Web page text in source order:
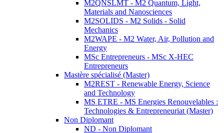
M2QNSLMT - M2 Quantum, Light,
Materials and Nanosciences
M2SOLIDS - M2 Solids - Solid
Mechanics
M2WAPE - M2 Water, Air, Pollution and
Energy
MSc Entrepreneurs - MSc X-HEC
Entrepreneurs
Mastère spécialisé (Master)
M2REST - Renewable Energy, Science
and Technology
MS ETRE - MS Energies Renouvelables :
Technologies & Entrepreneuriat (Master)
Non Diplomant
ND - Non Diplomant